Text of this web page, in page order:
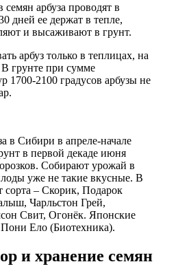
арбуза проводят в
дней ее держат в тепле,
и высаживают в грунт.
арбуз только в теплицах, на
грунте при сумме
1700-2100 градусов арбузы не
в Сибири в апреле-начале
в первой декаде июня
Собирают урожай в
уже не такие вкусные. В
– Скорик, Подарок
Чарльстон Грей,
Свит, Огонёк. Японские
Ело (Биотехника).
и хранение семян